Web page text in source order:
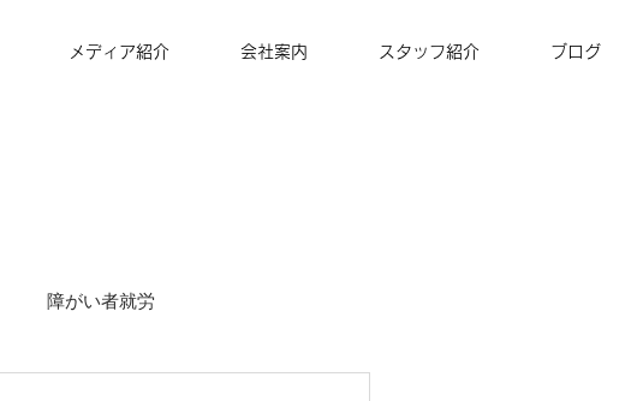
メディア紹介 会社案内 スタッフ紹介 ブログ
障がい者就労